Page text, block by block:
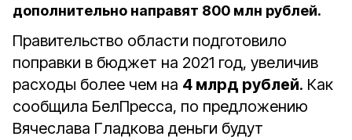
дополнительно направят 800 млн рублей.
Правительство области подготовило
поправки в бюджет на 2021 год, увеличив
расходы более чем на 4 млрд рублей. Как
сообщила БелПресса, по предложению
Вячеслава Гладкова деньги будут